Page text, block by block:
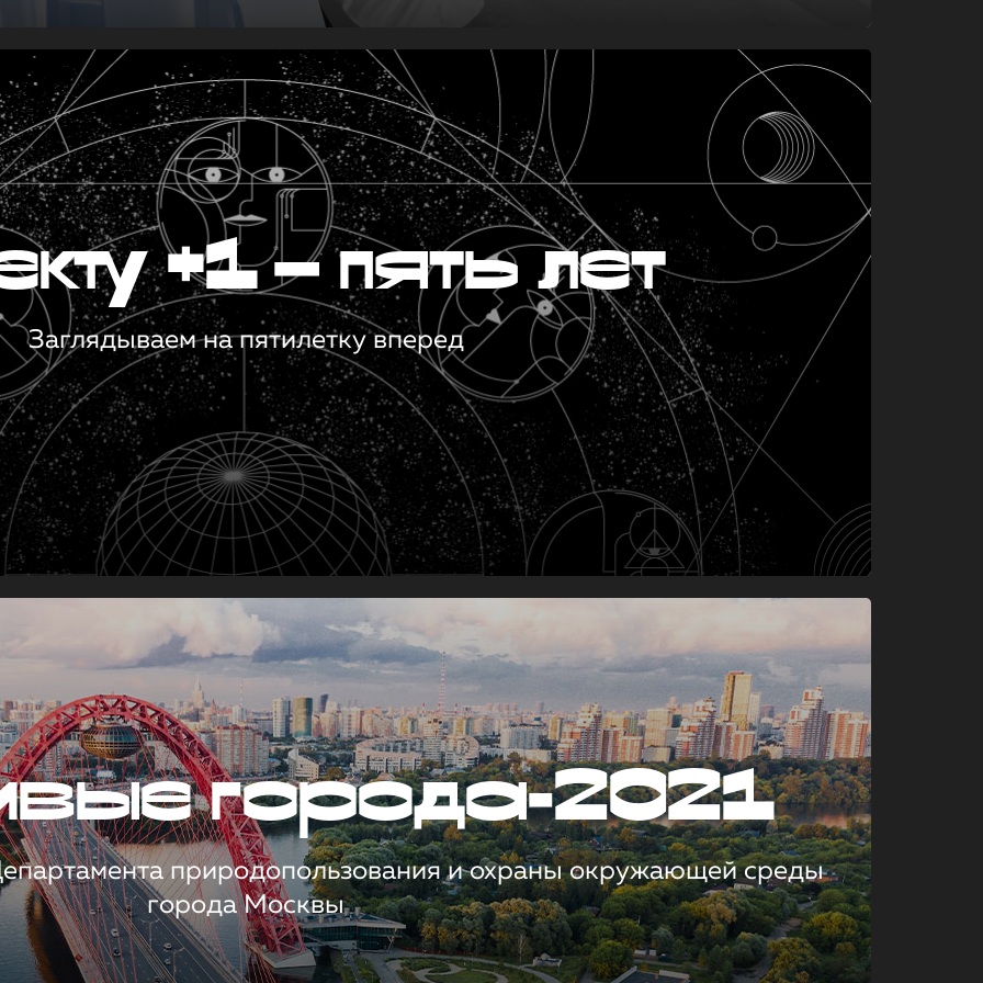
+1 — пять лет
Заглядываем на пятилетку вперед
города-2021
природопользования и охраны окружающей среды
города Москвы